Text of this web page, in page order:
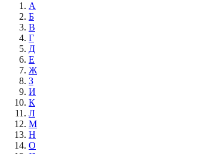
А
Б
В
Г
Д
Е
Ж
З
И
К
Л
М
Н
О